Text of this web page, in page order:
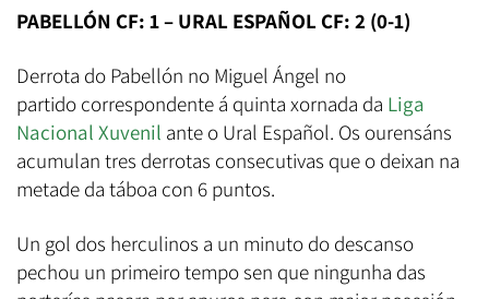
PABELLÓN CF: 1 – URAL ESPAÑOL CF: 2 (0-1)
Derrota do Pabellón no Miguel Ángel no
partido correspondente á quinta xornada da Liga
Nacional Xuvenil ante o Ural Español. Os ourensáns
acumulan tres derrotas consecutivas que o deixan na
metade da táboa con 6 puntos.
Un gol dos herculinos a un minuto do descanso
pechou un primeiro tempo sen que ningunha das